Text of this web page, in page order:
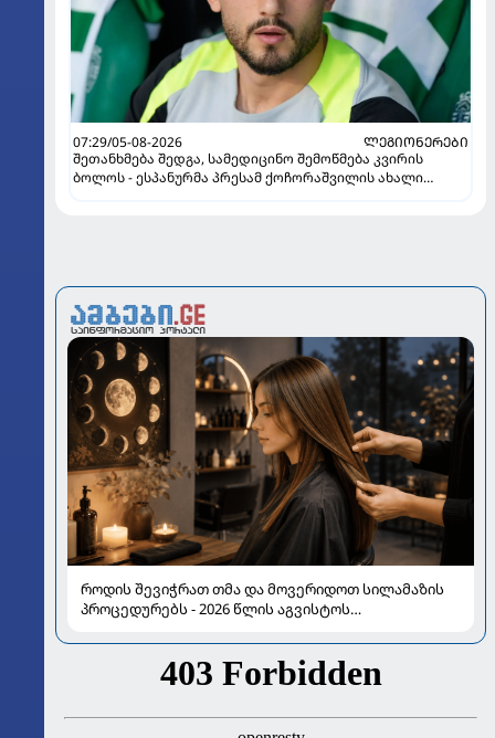
07:29/05-08-2026
ᲚᲔᲒᲘᲝᲜᲔᲠᲔᲑᲘ
შეთანხმება შედგა, სამედიცინო შემოწმება კვირის
ბოლოს - ესპანურმა პრესამ ქოჩორაშვილის ახალი
როდის შევიჭრათ თმა და მოვერიდოთ სილამაზის
პროცედურებს - 2026 წლის აგვისტოს